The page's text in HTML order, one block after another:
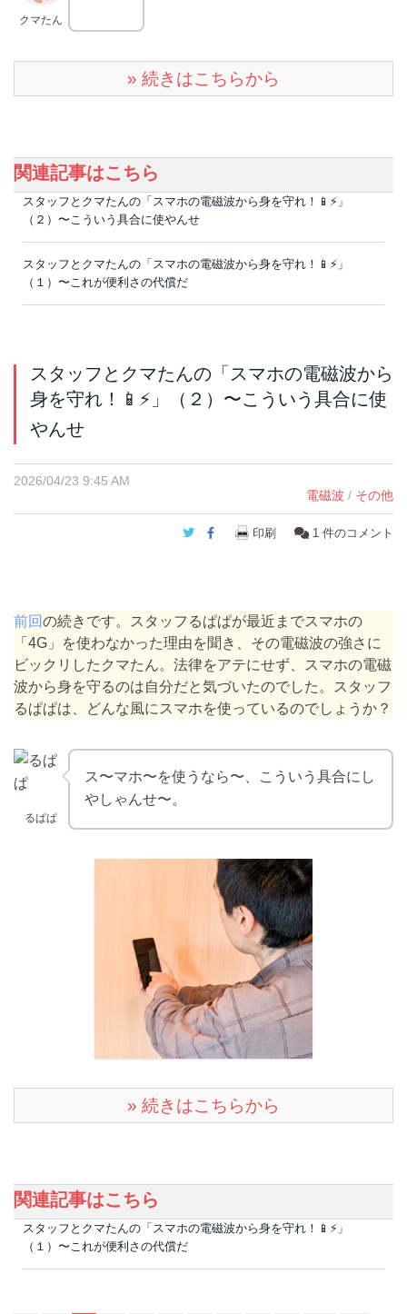
クマたん
» 続きはこちらから
関連記事はこちら
スタッフとクマたんの「スマホの電磁波から身を守れ！📱⚡️」
（２）〜こういう具合に使やんせ
スタッフとクマたんの「スマホの電磁波から身を守れ！📱⚡️」
（１）〜これが便利さの代償だ
スタッフとクマたんの「スマホの電磁波から
身を守れ！📱⚡️」（２）〜こういう具合に使
やんせ
2026/04/23 9:45 AM
電磁波 / その他
Twitter
Facebook
印刷 1 件のコメント
前回の続きです。スタッフるぱぱが最近までスマホの
「4G」を使わなかった理由を聞き、その電磁波の強さに
ビックリしたクマたん。法律をアテにせず、スマホの電磁
波から身を守るのは自分だと気づいたのでした。スタッフ
るぱぱは、どんな風にスマホを使っているのでしょうか？
るぱぱ
ス〜マホ〜を使うなら〜、こういう具合にし
やしゃんせ〜。
» 続きはこちらから
関連記事はこちら
スタッフとクマたんの「スマホの電磁波から身を守れ！📱⚡️」
（１）〜これが便利さの代償だ